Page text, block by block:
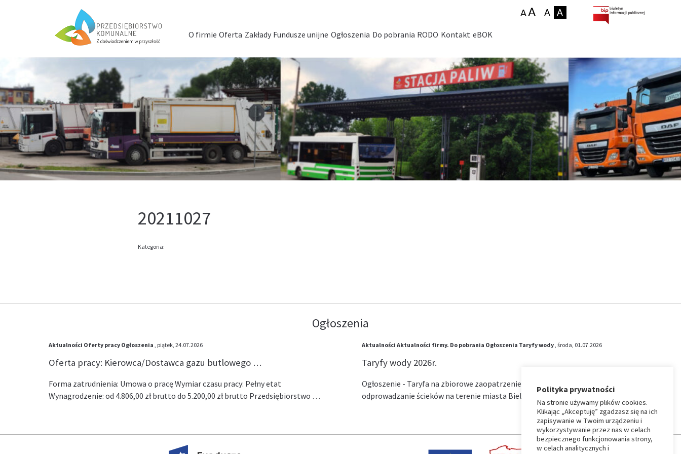
O firmie Oferta Zakłady Fundusze unijne Ogłoszenia Do pobrania RODO Kontakt eBOK
20211027
Kategoria:
Ogłoszenia
Aktualności Oferty pracy Ogłoszenia , piątek, 24.07.2026
Oferta pracy: Kierowca/Dostawca gazu butlowego …
Forma zatrudnienia: Umowa o pracę Wymiar czasu pracy: Pełny etat
Wynagrodzenie: od 4.806,00 zł brutto do 5.200,00 zł brutto Przedsiębiorstwo …
Aktualności Aktualności firmy. Do pobrania Ogłoszenia Taryfy wody, środa, 01.07.2026
Taryfy wody 2026r.
Ogłoszenie - Taryfa na zbiorowe zaopatrzenie w wodę i zbiorowe
odprowadzanie ścieków na terenie miasta Bielsk Podlaski na okres od …
Polityka prywatności
Na stronie używamy plików cookies.
Klikając „Akceptuję” zgadzasz się na ich
zapisywanie w Twoim urządzeniu i
wykorzystywanie przez nas w celach
bezpiecznego funkcjonowania strony,
w celach analitycznych i